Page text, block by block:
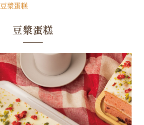
豆漿蛋糕
豆漿蛋糕